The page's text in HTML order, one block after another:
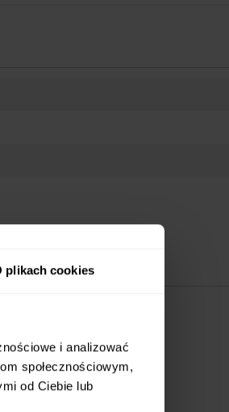
plikach cookies
i analizować
społecznościowym,
od Ciebie lub